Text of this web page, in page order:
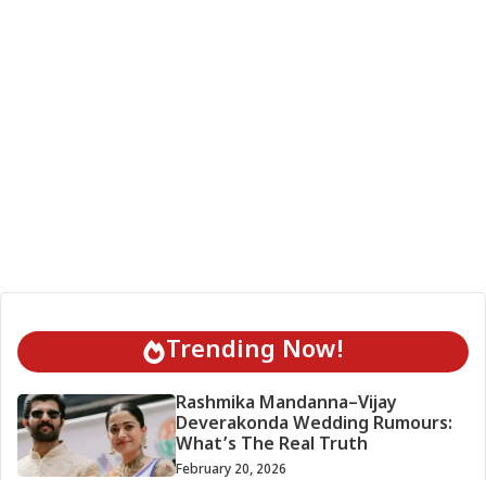
Trending Now!
Rashmika Mandanna–Vijay
Deverakonda Wedding Rumours:
What’s The Real Truth
February 20, 2026